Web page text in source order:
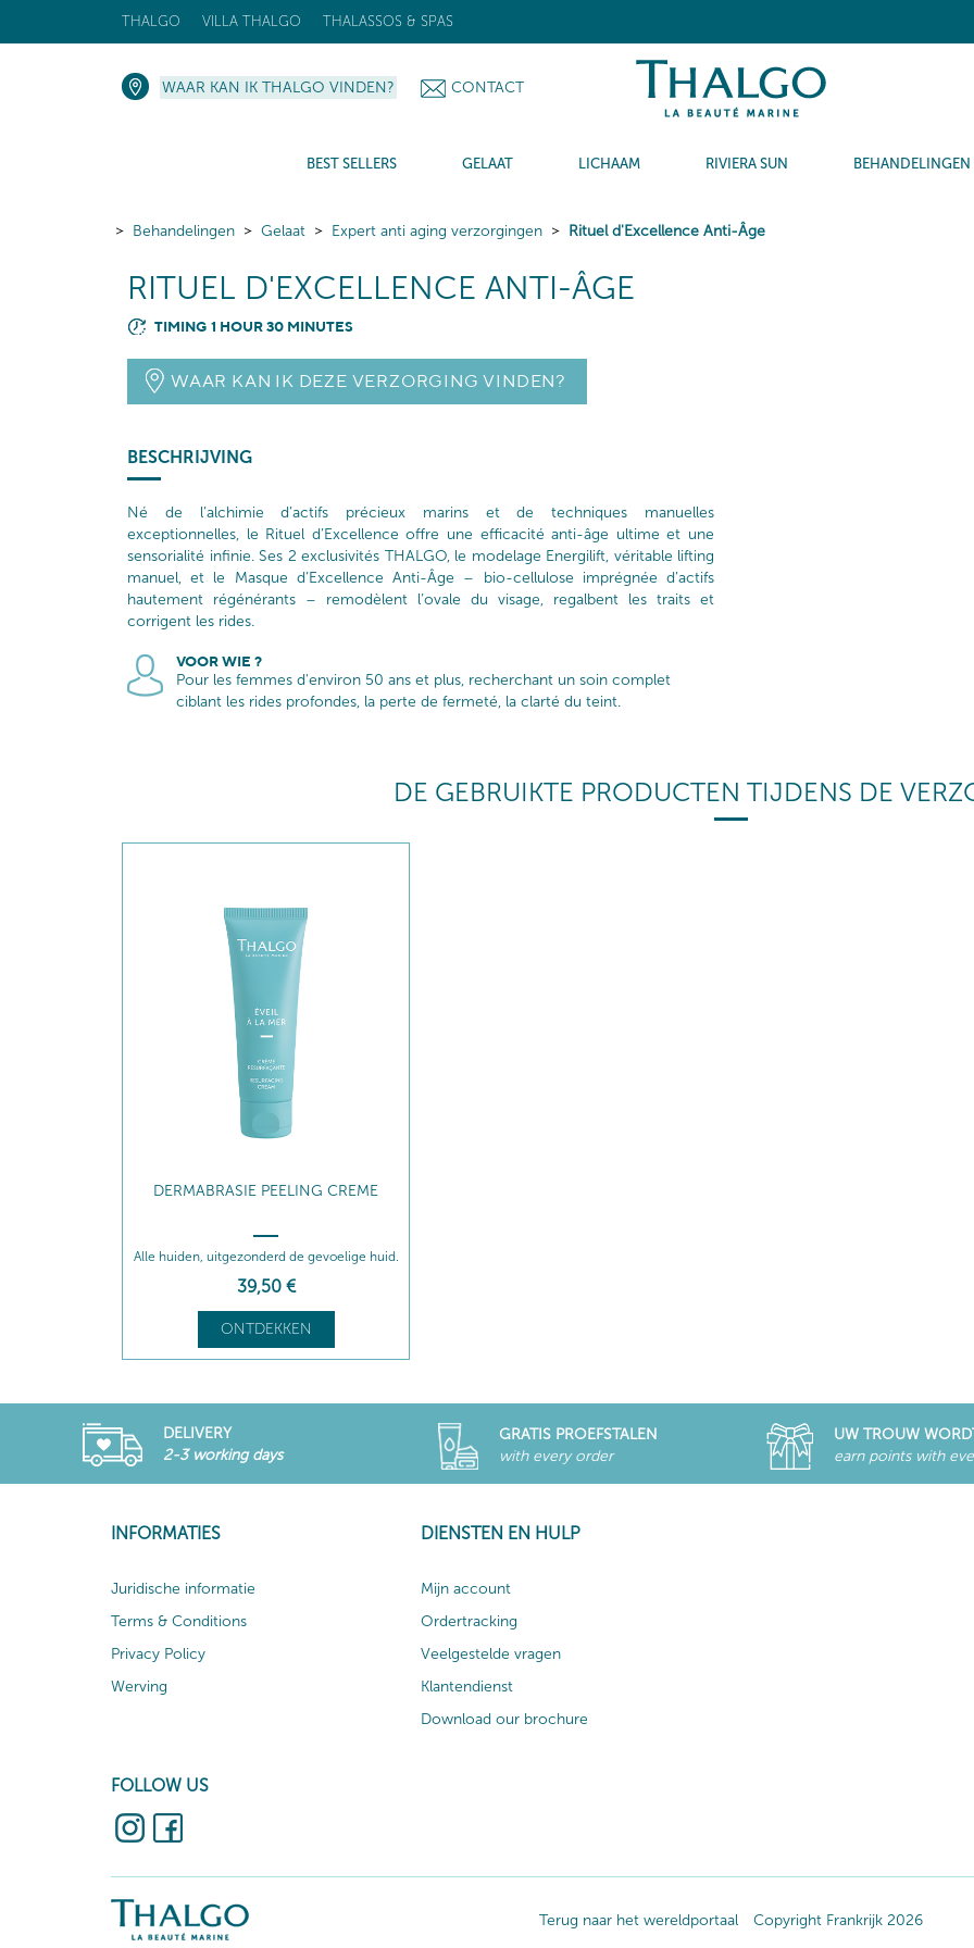
THALGO VILLA THALGO THALASSOS & SPAS
WAAR KAN IK THALGO VINDEN? CONTACT
BEST SELLERS GELAAT LICHAAM RIVIERA SUN BEHANDELINGEN
Behandelingen Gelaat Expert anti aging verzorgingen Rituel d'Excellence Anti-Âge
RITUEL D'EXCELLENCE ANTI-ÂGE
TIMING 1 HOUR 30 MINUTES
WAAR KAN IK DEZE VERZORGING VINDEN?
BESCHRIJVING
Né de l’alchimie d’actifs précieux marins et de techniques manuelles
exceptionnelles, le Rituel d’Excellence offre une efficacité anti-âge ultime et une
sensorialité infinie. Ses 2 exclusivités THALGO, le modelage Energilift, véritable lifting
manuel, et le Masque d’Excellence Anti-Âge – bio-cellulose imprégnée d’actifs
hautement régénérants – remodèlent l’ovale du visage, regalbent les traits et
corrigent les rides.
VOOR WIE ?
Pour les femmes d'environ 50 ans et plus, recherchant un soin complet
ciblant les rides profondes, la perte de fermeté, la clarté du teint.
DE GEBRUIKTE PRODUCTEN TIJDENS DE
DERMABRASIE PEELING CREME
Alle huiden, uitgezonderd de gevoelige huid.
39,50 €
ONTDEKKEN
DELIVERY
2-3 working days
GRATIS PROEFSTALEN
with every order
UW TROUW
earn points with
INFORMATIES
Juridische informatie
Terms & Conditions
Privacy Policy
Werving
FOLLOW US
DIENSTEN EN HULP
Mijn account
Ordertracking
Veelgestelde vragen
Klantendienst
Download our brochure
Terug naar het wereldportaal Copyright Frankrijk 2026